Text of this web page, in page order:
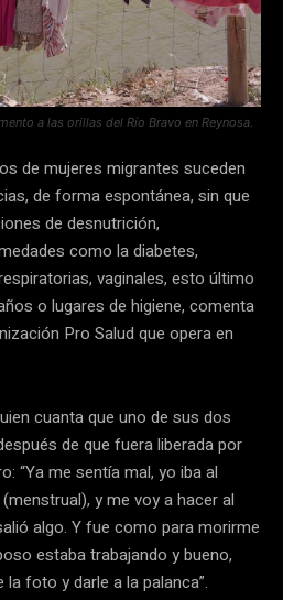
a las orillas del Río Bravo en Reynosa.
de mujeres migrantes suceden
de forma espontánea, sin que
de desnutrición,
como la diabetes,
vaginales, esto último
o lugares de higiene, comenta
Pro Salud que opera en
cuanta que uno de sus dos
de que fuera liberada por
“Ya me sentía mal, yo iba al
y me voy a hacer al
algo. Y fue como para morirme
estaba trabajando y bueno,
foto y darle a la palanca”.